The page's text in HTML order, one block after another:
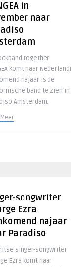
in
naar
together
komt naar Nederland!
najaar is de
band te zien in
Amsterdam.
songwriter
Ezra
najaar
Paradiso
singer-songwriter
Ezra komt naar